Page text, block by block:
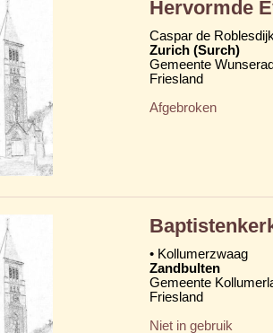
Hervormde
Caspar de
Zurich (Surch)
Gemeente
Friesland
Afgebroken
• Kollumerzwaag
Zandbulten
Gemeente
Friesland
Niet in gebruik